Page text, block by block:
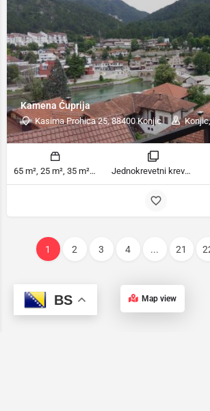
Kamena Ćuprija
Kasima Prohica 25, 88400 Konjic
65 m², 25 m², 35 m² m2 Jednokrevetni krevet u spavaonici, Jednokrevetni krevet u mješovitoj spavaonici sobe
1 2 3 4 ... 21
Map view
BS